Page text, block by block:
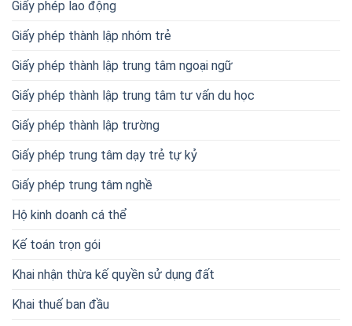
Giấy phép lao động
Giấy phép thành lập nhóm trẻ
Giấy phép thành lập trung tâm ngoại ngữ
Giấy phép thành lập trung tâm tư vấn du học
Giấy phép thành lập trường
Giấy phép trung tâm dạy trẻ tự kỷ
Giấy phép trung tâm nghề
Hộ kinh doanh cá thể
Kế toán trọn gói
Khai nhận thừa kế quyền sử dụng đất
Khai thuế ban đầu